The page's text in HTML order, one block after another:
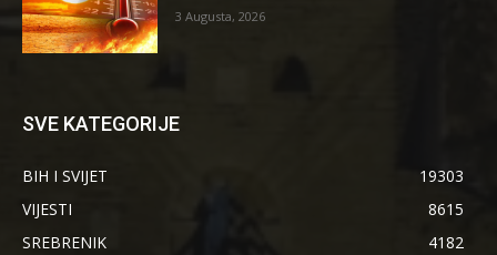
3 Augusta, 2026
SVE KATEGORIJE
BIH I SVIJET
19303
VIJESTI
8615
SREBRENIK
4182